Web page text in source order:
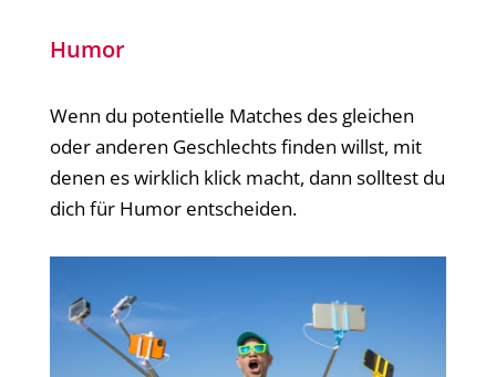
Humor
Wenn du potentielle Matches des gleichen
oder anderen Geschlechts finden willst, mit
denen es wirklich klick macht, dann solltest du
dich für Humor entscheiden.